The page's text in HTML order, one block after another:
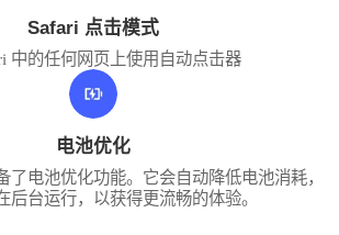
Safari 点击模式
中的任何网页上使用自动点击器
电池优化
了电池优化功能。它会自动降低电池消耗，
后台运行，以获得更流畅的体验。